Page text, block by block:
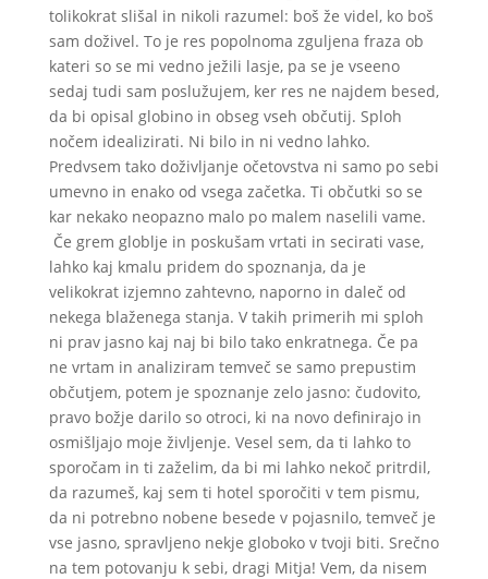
tolikokrat slišal in nikoli razumel: boš že videl, ko boš
sam doživel. To je res popolnoma zguljena fraza ob
kateri so se mi vedno ježili lasje, pa se je vseeno
sedaj tudi sam poslužujem, ker res ne najdem besed,
da bi opisal globino in obseg vseh občutij. Sploh
nočem idealizirati. Ni bilo in ni vedno lahko.
Predvsem tako doživljanje očetovstva ni samo po sebi
umevno in enako od vsega začetka. Ti občutki so se
kar nekako neopazno malo po malem naselili vame.
Če grem globlje in poskušam vrtati in secirati vase,
lahko kaj kmalu pridem do spoznanja, da je
velikokrat izjemno zahtevno, naporno in daleč od
nekega blaženega stanja. V takih primerih mi sploh
ni prav jasno kaj naj bi bilo tako enkratnega. Če pa
ne vrtam in analiziram temveč se samo prepustim
občutjem, potem je spoznanje zelo jasno: čudovito,
pravo božje darilo so otroci, ki na novo definirajo in
osmišljajo moje življenje. Vesel sem, da ti lahko to
sporočam in ti zaželim, da bi mi lahko nekoč pritrdil,
da razumeš, kaj sem ti hotel sporočiti v tem pismu,
da ni potrebno nobene besede v pojasnilo, temveč je
vse jasno, spravljeno nekje globoko v tvoji biti. Srečno
na tem potovanju k sebi, dragi Mitja! Vem, da nisem